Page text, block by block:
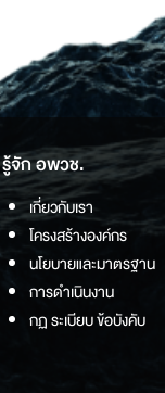
รู้จัก อพวช.
เกี่ยวกับเรา
โครงสร้างองค์กร
นโยบายและมาตรฐาน
การดำเนินงาน
กฏ ระเบียบ ข้อบังคับ